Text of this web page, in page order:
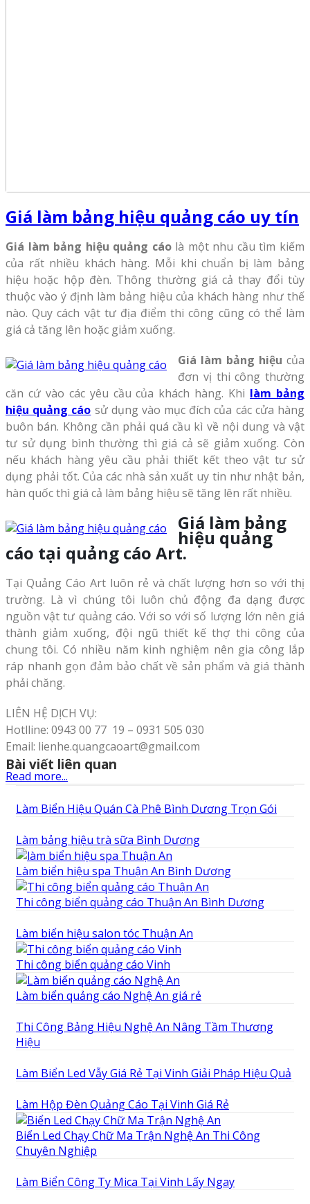
Giá làm bảng hiệu quảng cáo uy tín
Giá làm bảng hiệu quảng cáolà một nhu cầu tìm kiếm
của rất nhiều khách hàng. Mỗi khi chuẩn bị làm bảng
hiệu hoặc hộp đèn. Thông thường giá cả thay đổi tùy
thuộc vào ý định làm bảng hiệu của khách hàng như thế
nào. Quy cách vật tư địa điểm thi công cũng có thể làm
giá cả tăng lên hoặc giảm xuống.
Giá làm bảng hiệu của
đơn vị thi công thường
căn cứ vào các yêu cầu của khách hàng. Khi làm bảng
hiệu quảng cáo sử dụng vào mục đích của các cửa hàng
buôn bán. Không cần phải quá cầu kì về nội dung và vật
tư sử dụng bình thường thì giá cả sẽ giảm xuống. Còn
nếu khách hàng yêu cầu phải thiết kết theo vật tư sử
dụng phải tốt. Của các nhà sản xuất uy tin như nhật bản,
hàn quốc thì giá cả làm bảng hiệu sẽ tăng lên rất nhiều.
Giá làm bảng
hiệu quảng
cáo tại quảng cáo Art.
Tại Quảng Cáo Art luôn rẻ và chất lượng hơn so với thị
trường. Là vì chúng tôi luôn chủ động đa dạng được
nguồn vật tư quảng cáo. Với so với số lượng lớn nên giá
thành giảm xuống, đội ngũ thiết kế thợ thi công của
chung tôi. Có nhiều năm kinh nghiệm nên gia công lắp
ráp nhanh gọn đảm bảo chất về sản phẩm và giá thành
phải chăng.
LIÊN HỆ DỊCH VỤ:
Hotlline: 0943 00 77 19 – 0931 505 030
Email: lienhe.quangcaoart@gmail.com
Read more...
Bài viết liên quan
Làm Biển Hiệu Quán Cà Phê Bình Dương Trọn Gói
Làm bảng hiệu trà sữa Bình Dương
Làm biển hiệu spa Thuận An Bình Dương
Thi công biển quảng cáo Thuận An Bình Dương
Làm biển hiệu salon tóc Thuận An
Thi công biển quảng cáo Vinh
Làm biển quảng cáo Nghệ An giá rẻ
Thi Công Bảng Hiệu Nghệ An Nâng Tầm Thương
Hiệu
Làm Biển Led Vẫy Giá Rẻ Tại Vinh Giải Pháp Hiệu Quả
Làm Hộp Đèn Quảng Cáo Tại Vinh Giá Rẻ
Biển Led Chạy Chữ Ma Trận Nghệ An Thi Công
Chuyên Nghiệp
Làm Biển Công Ty Mica Tại Vinh Lấy Ngay